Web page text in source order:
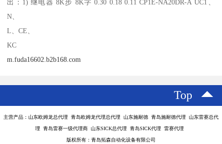
出：1) 继电器 8K步 8K字 0.30 0.18 0.11 CP1E-NA20DR-A UC1、
N、
L、CE、
KC
m.fuda16602.b2b168.com
Top
主营产品：山东欧姆龙总代理 青岛欧姆龙代理总代理 山东施耐德 青岛施耐德代理 山东雷赛总代
理 青岛雷赛一级代理商 山东SICK总代理 青岛SICK代理 雷赛代理
版权所有：青岛拓森自动化设备有限公司